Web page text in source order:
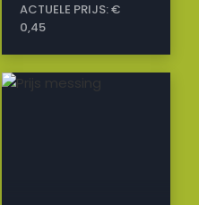
ACTUELE PRIJS:€
0,45
a